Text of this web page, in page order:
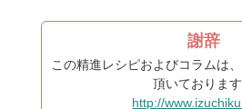
謝辞
この精進レシピおよびコラムは
頂いております
http://